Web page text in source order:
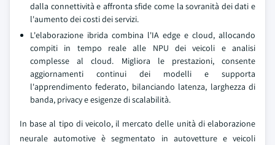
dalla connettività e affronta sfide come la sovranità dei dati e
l'aumento dei costi dei servizi.
L'elaborazione ibrida combina l'IA edge e cloud, allocando
compiti in tempo reale alle NPU dei veicoli e analisi
complesse al cloud. Migliora le prestazioni, consente
aggiornamenti continui dei modelli e supporta
l'apprendimento federato, bilanciando latenza, larghezza di
banda, privacy e esigenze di scalabilità.
In base al tipo di veicolo, il mercato delle unità di elaborazione
neurale automotive è segmentato in autovetture e veicoli